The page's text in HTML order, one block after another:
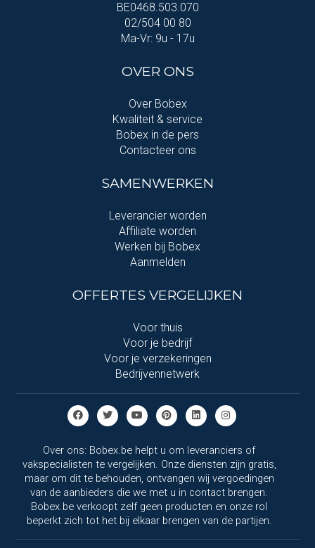
BE0468.503.070
02/504 00 80
Ma-Vr: 9u - 17u
OVER ONS
Over Bobex
Kwaliteit & service
Bobex in de pers
Contacteer ons
SAMENWERKEN
Leverancier worden
Affiliate worden
Werken bij Bobex
Aanmelden
OFFERTES VERGELIJKEN
Voor thuis
Voor je bedrijf
Voor je verzekeringen
Bedrijvennetwerk
Over ons: Bobex.be helpt u om leveranciers of
vakspecialisten te vergelijken. Onze diensten zijn gratis,
maar om dit te behouden, ontvangen wij vergoedingen
van de aanbieders die we met u in contact brengen.
Bobex.be verkoopt zelf geen producten en onze rol
beperkt zich tot het bij elkaar brengen van de partijen.